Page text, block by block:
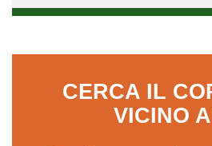
CERCA IL
VICINO